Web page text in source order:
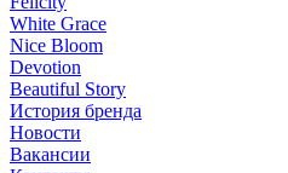
White Grace
Nice Bloom
Devotion
Beautiful Story
История бренда
Новости
Вакансии